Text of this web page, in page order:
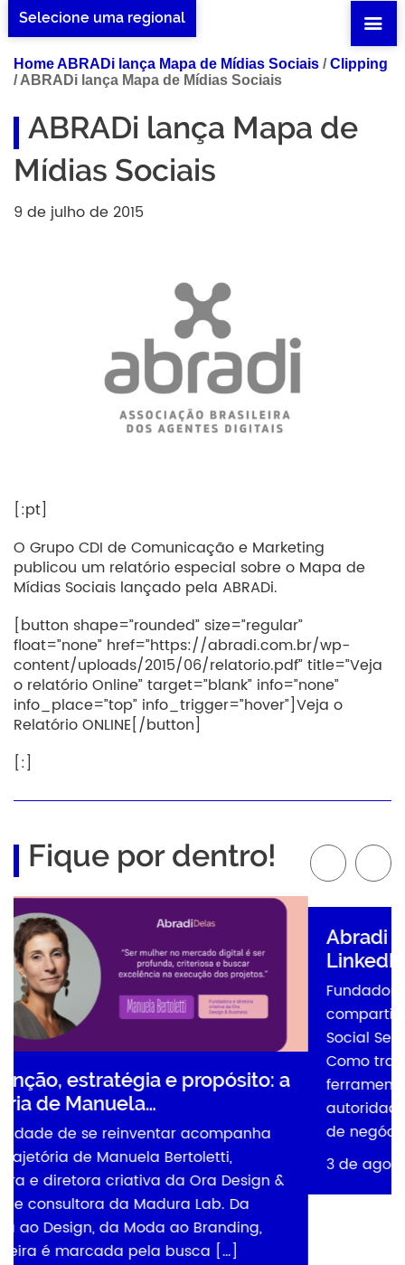
Selecione uma regional
Home ABRADi lança Mapa de Mídias Sociais /Clipping
/ABRADi lança Mapa de Mídias Sociais
ABRADi lança Mapa de
Mídias Sociais
9 de julho de 2015
[:pt]
O Grupo CDI de Comunicação e Marketing
publicou um relatório especial sobre o Mapa de
Mídias Sociais lançado pela ABRADi.
[button shape=”rounded” size=”regular”
float=”none” href=”https://abradi.com.br/wp-
content/uploads/2015/06/relatorio.pdf” title=”Veja
o relatório Online” target=”blank” info=”none”
info_place=”top” info_trigger=”hover”]Veja o
Relatório ONLINE[/button]
[:]
Fique por dentro!
a
Design &
Da
[…]
Abradi Delas mostra como
LinkedIn para…
Fundadora da Fábrica de SDR, Paula
compartilhou estratégias de
Social Selling e prospecção B2B na
Como transformar o LinkedIn em uma
ferramenta para criar conexões,
autoridade profissional e gerar
de negócio? Esse foi o […]
3 de agosto de 2026